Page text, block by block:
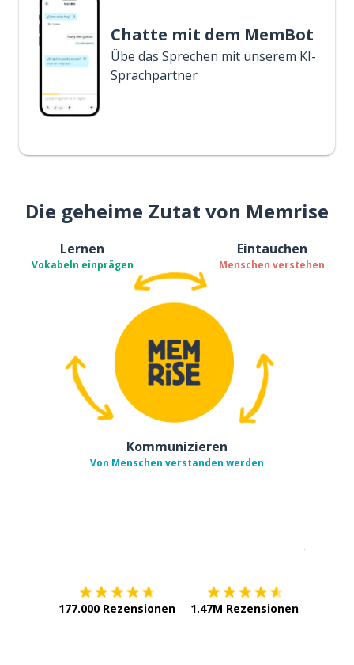
Chatte mit dem MemBot
Übe das Sprechen mit unserem KI-
Sprachpartner
Die geheime Zutat von Memrise
Lernen
Vokabeln einprägen
Eintauchen
Menschen verstehen
Kommunizieren
Von Menschen verstanden werden
177.000 Rezensionen 1.47M Rezensionen